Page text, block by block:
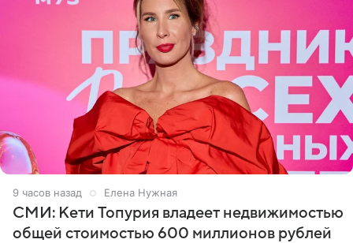
9 часов назад Елена Нужная
СМИ: Кети Топурия владеет недвижимостью
общей стоимостью 600 миллионов рублей